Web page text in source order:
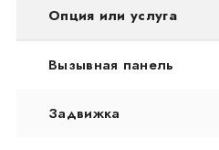
Опция или услуга
Вызывная панель
Задвижка